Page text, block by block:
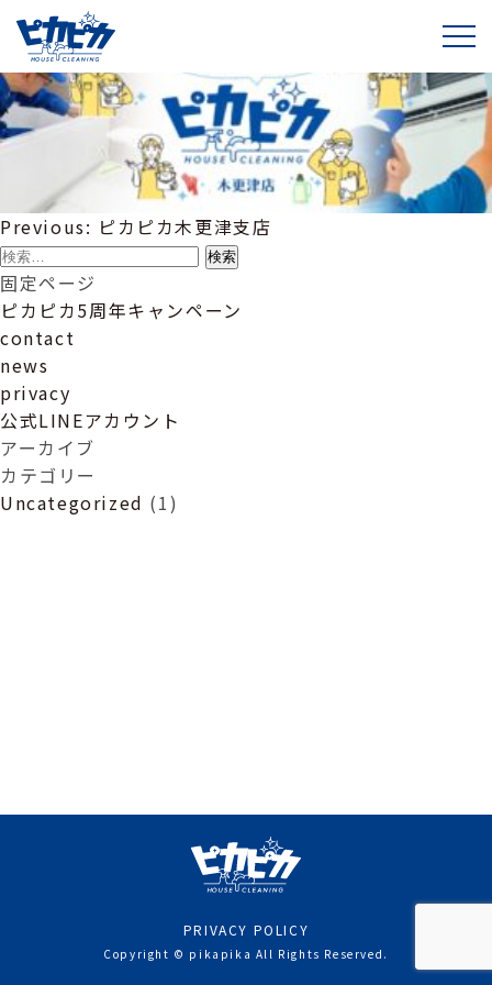
木更津バナー
投
稿
ナ
ビ
ゲ
ー
シ
ョ
ン
Previous: ピカピカ木更津支店
検
索:
固定ページ
ピカピカ5周年キャンペーン
contact
news
privacy
公式LINEアカウント
アーカイブ
カテゴリー
Uncategorized (1)
PRIVACY POLICY
Copyright © pikapika All Rights Reserved.